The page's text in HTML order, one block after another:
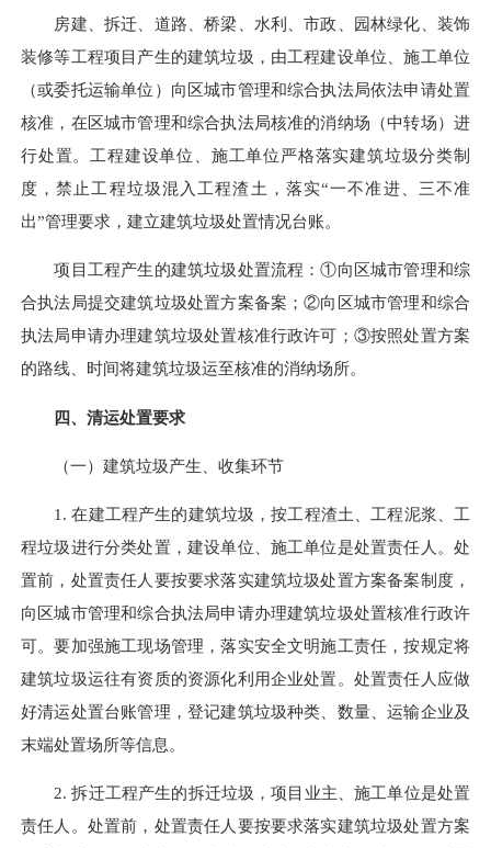
房建、拆迁、道路、桥梁、水利、市政、园林绿化、装饰
装修等工程项目产生的建筑垃圾，由工程建设单位、施工单位
（或委托运输单位）向区城市管理和综合执法局依法申请处置
核准，在区城市管理和综合执法局核准的消纳场（中转场）进
行处置。工程建设单位、施工单位严格落实建筑垃圾分类制
度，禁止工程垃圾混入工程渣土，落实“一不准进、三不准
出”管理要求，建立建筑垃圾处置情况台账。
项目工程产生的建筑垃圾处置流程：①向区城市管理和综
合执法局提交建筑垃圾处置方案备案；②向区城市管理和综合
执法局申请办理建筑垃圾处置核准行政许可；③按照处置方案
的路线、时间将建筑垃圾运至核准的消纳场所。
四、清运处置要求
（一）建筑垃圾产生、收集环节
1. 在建工程产生的建筑垃圾，按工程渣土、工程泥浆、工
程垃圾进行分类处置，建设单位、施工单位是处置责任人。处
置前，处置责任人要按要求落实建筑垃圾处置方案备案制度，
向区城市管理和综合执法局申请办理建筑垃圾处置核准行政许
可。要加强施工现场管理，落实安全文明施工责任，按规定将
建筑垃圾运往有资质的资源化利用企业处置。处置责任人应做
好清运处置台账管理，登记建筑垃圾种类、数量、运输企业及
末端处置场所等信息。
2. 拆迁工程产生的拆迁垃圾，项目业主、施工单位是处置
责任人。处置前，处置责任人要按要求落实建筑垃圾处置方案